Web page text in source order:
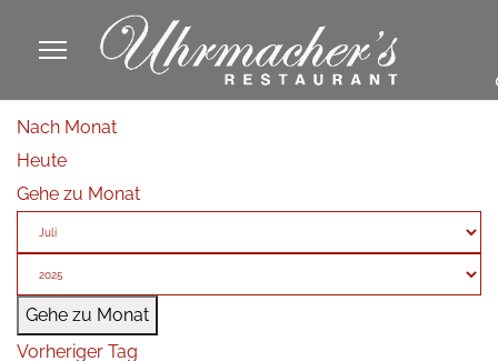
Nach Monat
Heute
Gehe zu Monat
Gehe zu Monat
Vorheriger Tag